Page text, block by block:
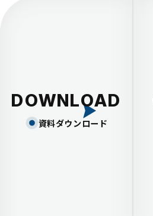
DOWNLOAD
資料ダウンロード